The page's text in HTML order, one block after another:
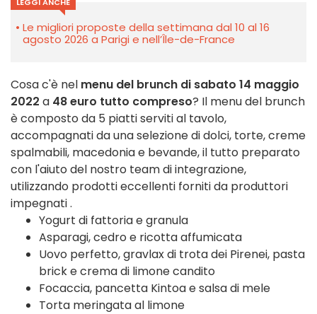
Le migliori proposte della settimana dal 10 al 16
agosto 2026 a Parigi e nell’Île-de-France
Cosa c'è nel menu del brunch di sabato 14 maggio
2022 a 48 euro tutto compreso? Il menu del brunch
ècomposto da 5 piatti serviti al tavolo,
accompagnati da una selezione di dolci, torte, creme
spalmabili, macedonia e bevande, il tutto preparato
con l'aiuto del nostro team di integrazione,
utilizzando prodotti eccellenti forniti da produttori
impegnati.
Yogurt di fattoria e granula
Asparagi, cedro e ricotta affumicata
Uovo perfetto, gravlax di trota dei Pirenei, pasta
brick e crema di limone candito
Focaccia, pancetta Kintoa e salsa di mele
Torta meringata al limone